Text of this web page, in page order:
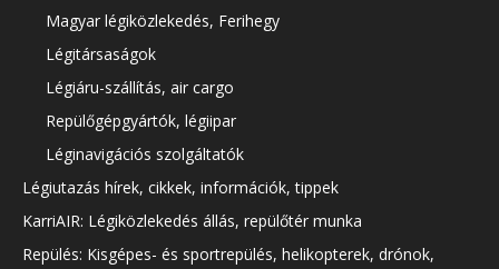
Magyar légiközlekedés, Ferihegy
Légitársaságok
Légiáru-szállítás, air cargo
Repülőgépgyártók, légiipar
Léginavigációs szolgáltatók
Légiutazás hírek, cikkek, információk, tippek
KarriAIR: Légiközlekedés állás, repülőtér munka
Repülés: Kisgépes- és sportrepülés, helikopterek, drónok,